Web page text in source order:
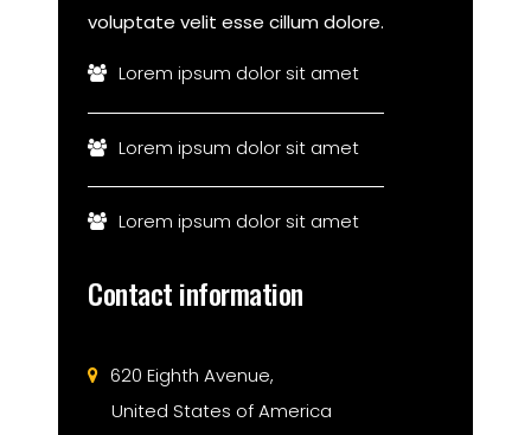
voluptate velit esse cillum dolore.
Lorem ipsum dolor sit amet
Lorem ipsum dolor sit amet
Lorem ipsum dolor sit amet
Contact information
620 Eighth Avenue,
United States of America